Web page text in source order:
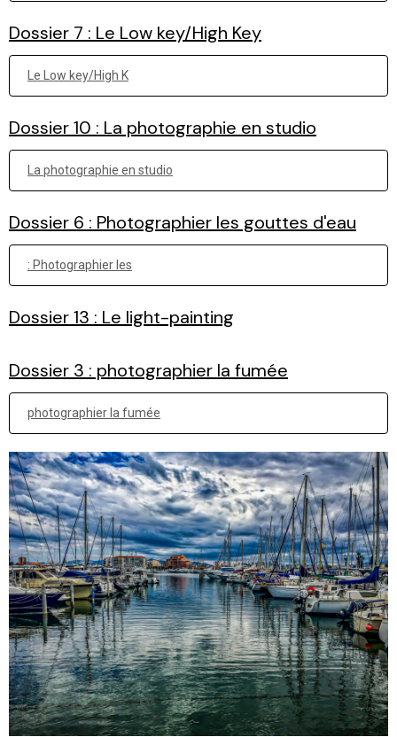
Dossier 7 : Le Low key/High Key
Le Low key/High K
Dossier 10 : La photographie en studio
La photographie en studio
Dossier 6 : Photographier les gouttes d'eau
: Photographier les
Dossier 13 : Le light-painting
Dossier 3 : photographier la fumée
photographier la fumée